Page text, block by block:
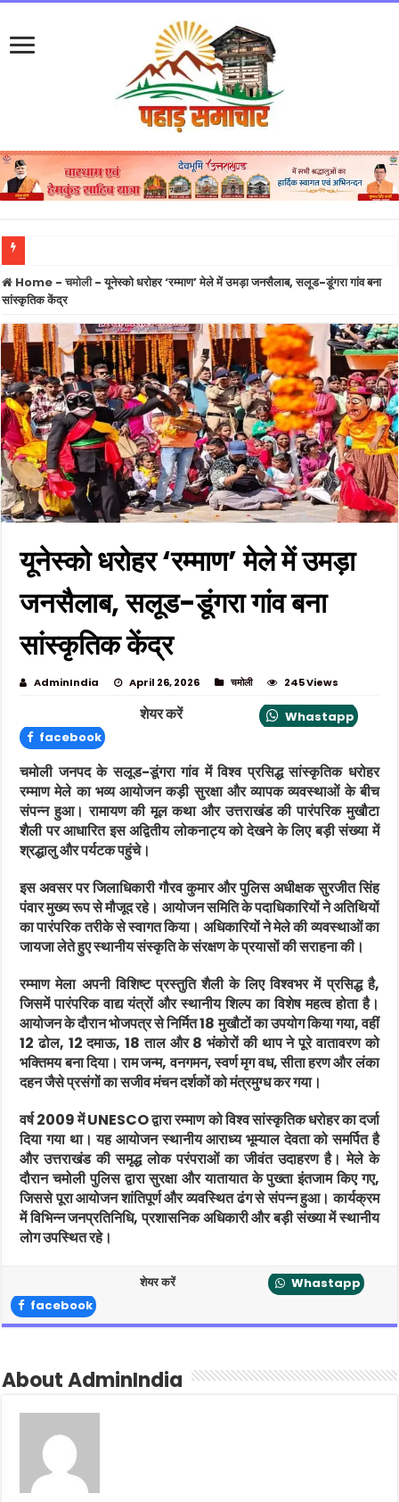
Home - चमोली- यूनेस्को धरोहर ‘रम्माण’ मेले में उमड़ा जनसैलाब, सलूड-डूंगरा गांव बना
सांस्कृतिक केंद्र
यूनेस्को धरोहर ‘रम्माण’ मेले में उमड़ा
जनसैलाब, सलूड-डूंगरा गांव बना
सांस्कृतिक केंद्र
AdminIndia April 26, 2026 चमोली 245 Views
शेयर करें
Whastapp
facebook
चमोली जनपद के सलूड-डूंगरा गांव में विश्व प्रसिद्ध सांस्कृतिक धरोहर
रम्माणमेले का भव्य आयोजन कड़ी सुरक्षा और व्यापक व्यवस्थाओं के बीच
संपन्न हुआ। रामायण की मूल कथा और उत्तराखंड की पारंपरिक मुखौटा
शैली पर आधारित इस अद्वितीय लोकनाट्य को देखने के लिए बड़ी संख्या में
श्रद्धालु और पर्यटक पहुंचे।
इस अवसर पर जिलाधिकारी गौरव कुमार और पुलिस अधीक्षक सुरजीत सिंह
पंवार मुख्य रूप से मौजूद रहे। आयोजन समिति के पदाधिकारियों ने अतिथियों
का पारंपरिक तरीके से स्वागत किया। अधिकारियों ने मेले की व्यवस्थाओं का
जायजा लेते हुए स्थानीय संस्कृति के संरक्षण के प्रयासों की सराहना की।
रम्माण मेला अपनी विशिष्ट प्रस्तुति शैली के लिए विश्वभर में प्रसिद्ध है,
जिसमें पारंपरिक वाद्य यंत्रों और स्थानीय शिल्प का विशेष महत्व होता है।
आयोजन के दौरान भोजपत्र से निर्मित 18 मुखौटों का उपयोग किया गया, वहीं
12 ढोल, 12 दमाऊ, 18 ताल और 8 भंकोरों की थाप ने पूरे वातावरण को
भक्तिमय बना दिया। राम जन्म, वनगमन, स्वर्ण मृग वध, सीता हरण और लंका
दहन जैसे प्रसंगों का सजीव मंचन दर्शकों को मंत्रमुग्ध कर गया।
वर्ष 2009 मेंUNESCOद्वारा रम्माण को विश्व सांस्कृतिक धरोहर का दर्जा
दिया गया था। यह आयोजन स्थानीय आराध्य भूम्याल देवता को समर्पित है
और उत्तराखंड की समृद्ध लोक परंपराओं का जीवंत उदाहरण है। मेले के
दौरान चमोली पुलिस द्वारा सुरक्षा और यातायात के पुख्ता इंतजाम किए गए,
जिससे पूरा आयोजन शांतिपूर्ण और व्यवस्थित ढंग से संपन्न हुआ। कार्यक्रम
में विभिन्न जनप्रतिनिधि, प्रशासनिक अधिकारी और बड़ी संख्या में स्थानीय
लोग उपस्थित रहे।
शेयर करें
Whastapp
facebook
About AdminIndia